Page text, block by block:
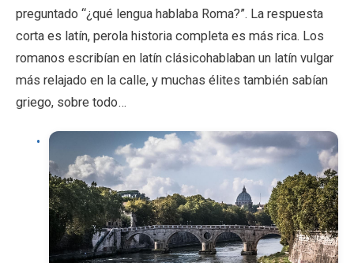
preguntado “¿qué lengua hablaba Roma?”. La respuesta
corta es latín, perola historia completa es más rica. Los
romanos escribían en latín clásicohablaban un latín vulgar
más relajado en la calle, y muchas élites también sabían
griego, sobre todo…